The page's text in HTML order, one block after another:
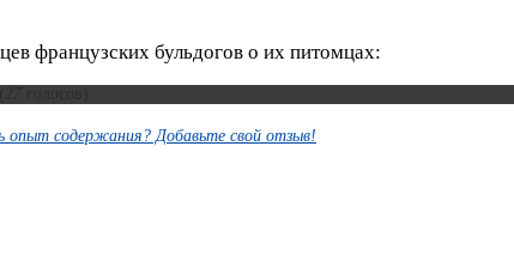
французских бульдогов о их питомцах:
опыт содержания? Добавьте свой отзыв!